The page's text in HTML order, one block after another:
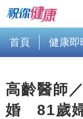
首頁 健康即
高齡醫師
婚 81歲婦